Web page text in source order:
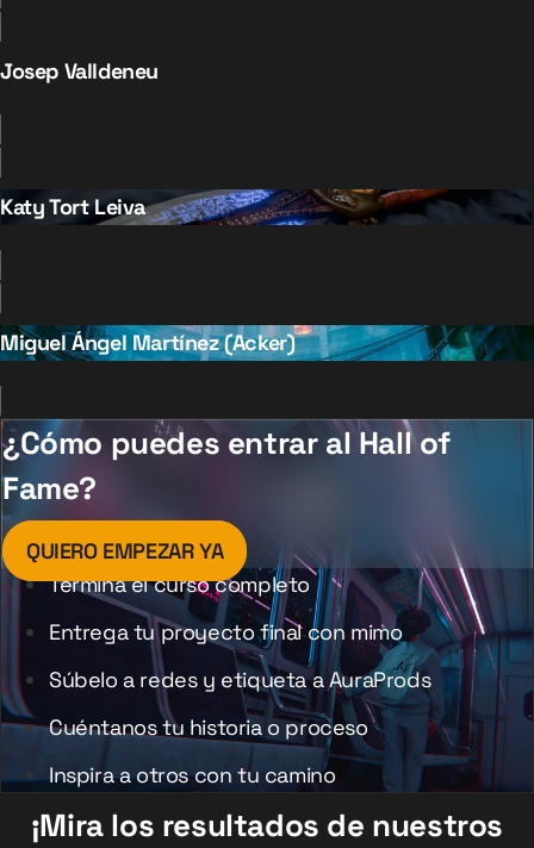
Josep Valldeneu
Katy Tort Leiva
Miguel Ángel Martínez (Acker)
¿Cómo puedes entrar al Hall of
Fame?
QUIERO EMPEZAR YA
Termina el curso completo
Entrega tu proyecto final con mimo
Súbelo a redes y etiqueta a AuraProds
Cuéntanos tu historia o proceso
Inspira a otros con tu camino
¡Mira los resultados de nuestros